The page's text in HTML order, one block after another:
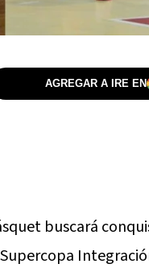
AGREGAR A IRE EN
buscará